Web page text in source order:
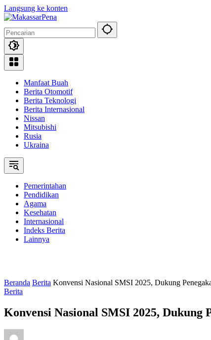
Langsung ke konten
Manfaat Buah
Berita Otomotif
Berita Teknologi
Berita Internasional
Nissan
Mitsubishi
Rusia
Ukraina
Pemerintahan
Pendidikan
Agama
Kesehatan
Internasional
Indeks Berita
Lainnya
Beranda Berita Konvensi Nasional SMSI 2025, Dukung
Berita
Konvensi Nasional SMSI 2025, Dukung